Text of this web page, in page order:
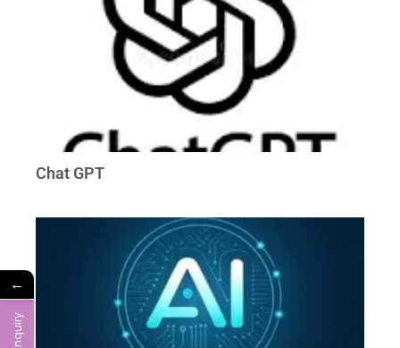
Chat GPT
←